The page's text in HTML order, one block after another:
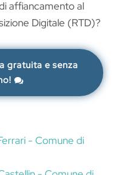
affiancamento al
Digitale (RTD)?
gratuita e senza
- Comune di